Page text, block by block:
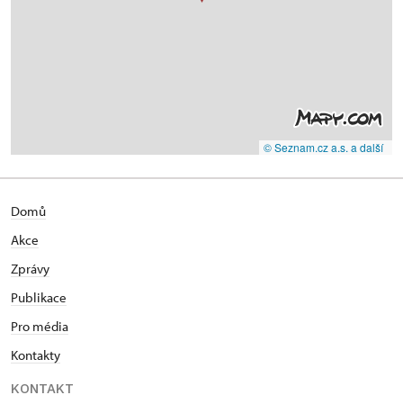
© Seznam.cz a.s. a další
Domů
Akce
Zprávy
Publikace
Pro média
Kontakty
KONTAKT